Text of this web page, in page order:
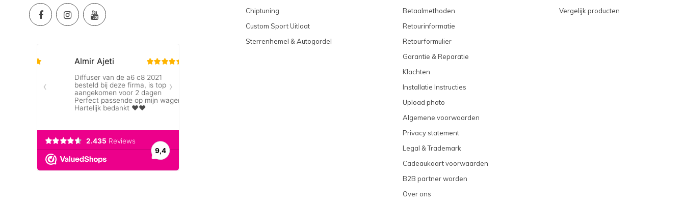
Chiptuning
Custom Sport Uitlaat
Sterrenhemel & Autogordel
Betaalmethoden
Retourinformatie
Retourformulier
Garantie & Reparatie
Klachten
Installatie Instructies
Upload photo
Algemene voorwaarden
Privacy statement
Legal & Trademark
Cadeaukaart voorwaarden
B2B partner worden
Over ons
Vergelijk producten